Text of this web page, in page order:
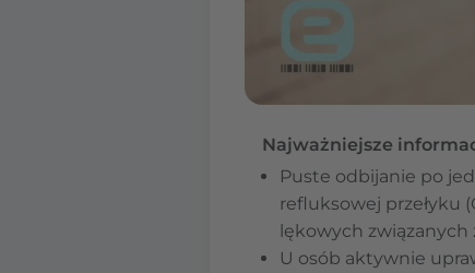
Najważniejsze
Puste odbijanie po
refluksowej przełyku
lękowych związanych
U osób aktywnie